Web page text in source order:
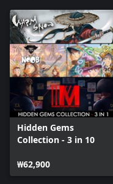
Hidden Gems
Collection - 3 in 10
₩62,900